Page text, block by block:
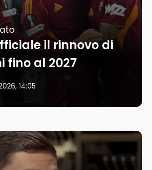
il rinnovo di
fino al 2027
14:05